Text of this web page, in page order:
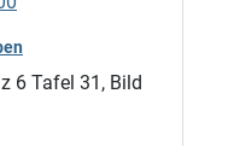
6 Tafel 31, Bild